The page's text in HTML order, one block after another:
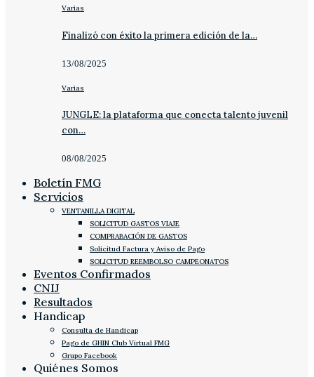
Varias
Finalizó con éxito la primera edición de la…
13/08/2025
Varias
JUNGLE: la plataforma que conecta talento juvenil
con…
08/08/2025
Boletín FMG
Servicios
VENTANILLA DIGITAL
SOLICITUD GASTOS VIAJE
COMPRABACIÓN DE GASTOS
Solicitud Factura y Aviso de Pago
SOLICITUD REEMBOLSO CAMPEONATOS
Eventos Confirmados
CNIJ
Resultados
Handicap
Consulta de Handicap
Pago de GHIN Club Virtual FMG
Grupo Facebook
Quiénes Somos